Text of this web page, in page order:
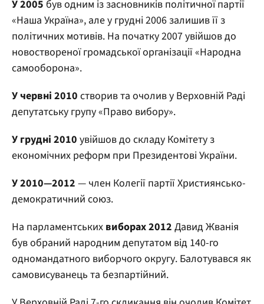
У 2005 був одним із засновників політичної партії
«Наша Україна», але у грудні 2006 залишив її з
політичних мотивів. На початку 2007 увійшов до
новоствореної громадської організації «Народна
самооборона».
У червні 2010 створив та очолив у Верховній Раді
депутатську групу «Право вибору».
У грудні 2010 увійшов до складу Комітету з
економічних реформ при Президентові України.
У 2010—2012 — член Колегії партії Християнсько-
демократичний союз.
На парламентських виборах 2012 Давид Жванія
був обраний народним депутатом від 140-го
одномандатного виборчого округу. Балотувався як
самовисуванець та безпартійний.